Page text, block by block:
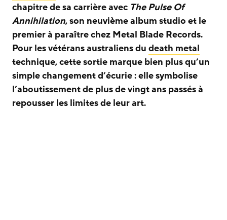
chapitre de sa carrière avec The Pulse Of
Annihilation, son neuvième album studio et le
premier à paraître chez Metal Blade Records.
Pour les vétérans australiens du death metal
technique, cette sortie marque bien plus qu’un
simple changement d’écurie : elle symbolise
l’aboutissement de plus de vingt ans passés à
repousser les limites de leur art.